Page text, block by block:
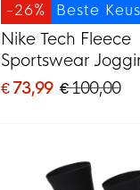
Beste Keus
-26%
Nike Tech Fleece
Sportswear
Zwart Donkergrijs
€ 73,99 € 100,00